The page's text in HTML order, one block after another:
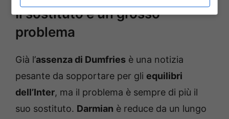
Il sostituto è un grosso
problema
Già l’assenza di Dumfries è una notizia
pesante da sopportare per gli equilibri
dell’Inter, ma il problema è sempre di più il
suo sostituto. Darmian è reduce da un lungo